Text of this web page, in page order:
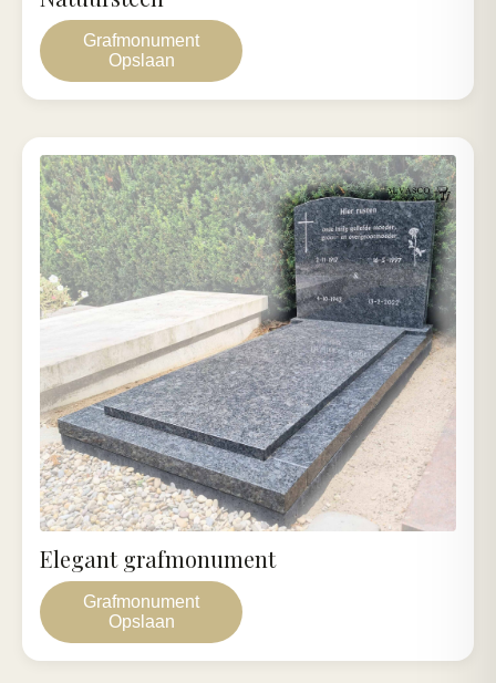
Grafmonument
Opslaan
Grafmonument
Opslaan
Elegant grafmonument